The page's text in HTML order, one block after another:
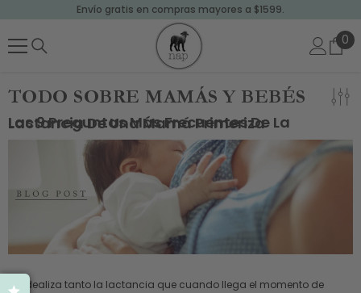
SALTAR AL CONTENIDO
Envío gratis en compras mayores a $1599.
00
TODO SOBRE MAMÁS Y BEBÉS
Las 9 Preguntas Más Frecuentes De La Lactancia De Una Mamá Primeriza
Se idealiza tanto la lactancia que cuando llega el momento de